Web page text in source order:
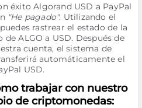
éxito Algorand USD a PayPal
"He pagado". Utilizando el
rastrear el estado de la
ALGO a USD. Después de
cuenta, el sistema de
automáticamente el
USD.
trabajar con nuestro
de criptomonedas: